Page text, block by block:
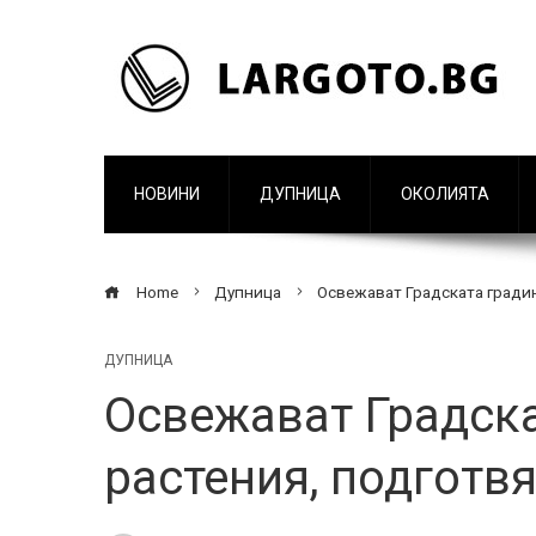
НОВИНИ ДУПНИЦА ОКОЛИЯТА
Home Дупница Освежават Градската
ДУПНИЦА
Освежават
растения,